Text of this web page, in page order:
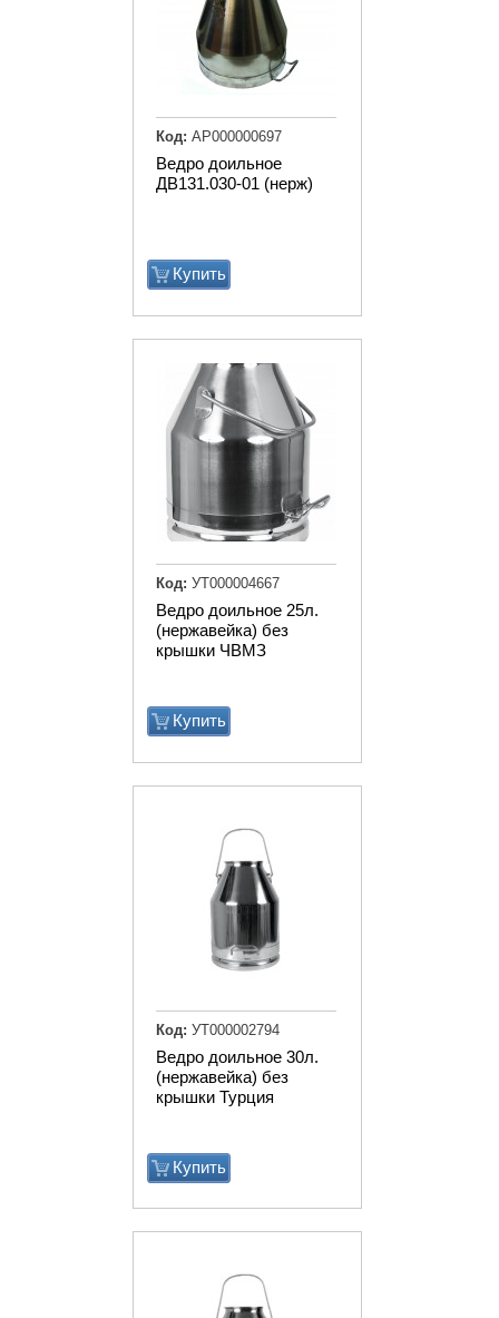
Ведро доильное
ДВ131.030-01 (нерж)
Купить
Код: АР000000697
Ведро доильное 25л.
(нержавейка) без
крышки ЧВМЗ
Купить
Код: УТ000004667
Ведро доильное 30л.
(нержавейка) без
крышки Турция
Купить
Код: УТ000002794